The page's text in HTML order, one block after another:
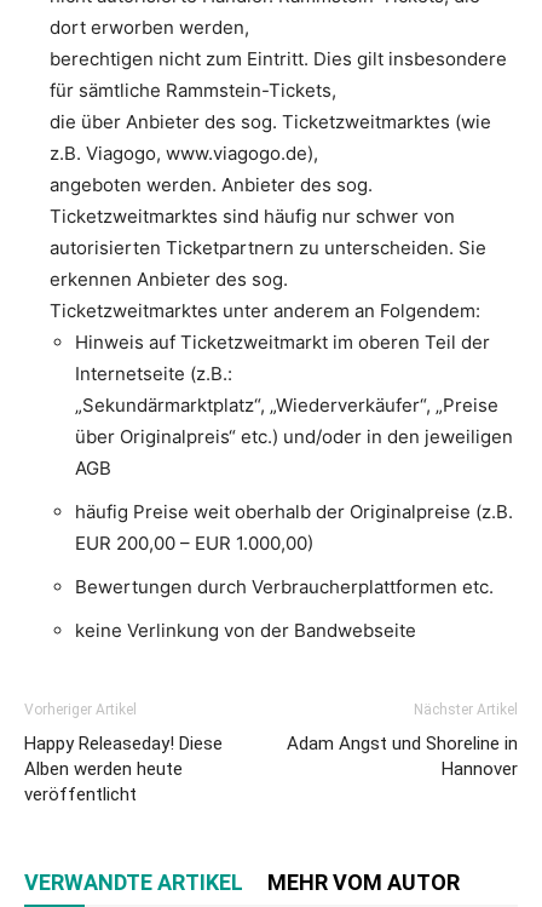
dort erworben werden,
berechtigen nicht zum Eintritt. Dies gilt insbesondere
für sämtliche Rammstein-Tickets,
die über Anbieter des sog. Ticketzweitmarktes (wie
z.B. Viagogo, www.viagogo.de),
angeboten werden. Anbieter des sog.
Ticketzweitmarktes sind häufig nur schwer von
autorisierten Ticketpartnern zu unterscheiden. Sie
erkennen Anbieter des sog.
Ticketzweitmarktes unter anderem an Folgendem:
Hinweis auf Ticketzweitmarkt im oberen Teil der
Internetseite (z.B.:
„Sekundärmarktplatz“, „Wiederverkäufer“, „Preise
über Originalpreis“ etc.) und/oder in den jeweiligen
AGB
häufig Preise weit oberhalb der Originalpreise (z.B.
EUR 200,00 – EUR 1.000,00)
Bewertungen durch Verbraucherplattformen etc.
keine Verlinkung von der Bandwebseite
Vorheriger Artikel
Happy Releaseday! Diese
Alben werden heute
veröffentlicht
Nächster Artikel
Adam Angst und Shoreline in
Hannover
VERWANDTE ARTIKEL MEHR VOM AUTOR